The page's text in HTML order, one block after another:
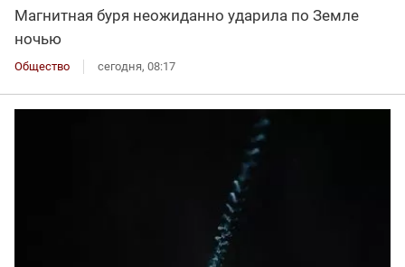
Магнитная буря неожиданно ударила по Земле
ночью
Общество сегодня, 08:17